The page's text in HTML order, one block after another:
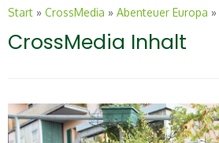
Start » CrossMedia » Abenteuer Europa »
CrossMedia Inhalt